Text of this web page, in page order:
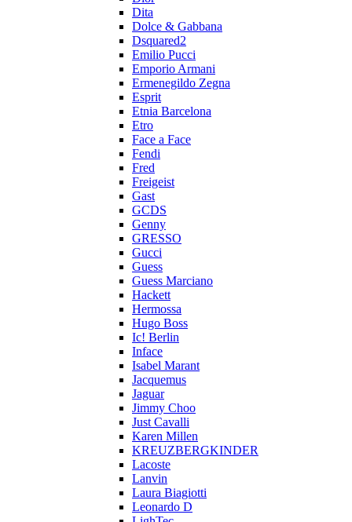
Dita
Dolce & Gabbana
Dsquared2
Emilio Pucci
Emporio Armani
Ermenegildo Zegna
Esprit
Etnia Barcelona
Etro
Face a Face
Fendi
Fred
Freigeist
Gast
GCDS
Genny
GRESSO
Gucci
Guess
Guess Marciano
Hackett
Hermossa
Hugo Boss
Ic! Berlin
Inface
Isabel Marant
Jacquemus
Jaguar
Jimmy Choo
Just Cavalli
Karen Millen
KREUZBERGKINDER
Lacoste
Lanvin
Laura Biagiotti
Leonardo D